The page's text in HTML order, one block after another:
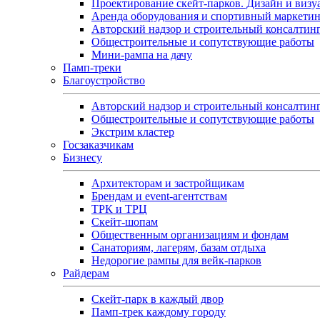
Проектирование скейт-парков. Дизайн и
Аренда оборудования и спортивный
Авторский надзор и строительный
Общестроительные и сопутствующие работы
Мини-рампа на дачу
Памп‑треки
Благоустройство
Авторский надзор и строительный
Общестроительные и сопутствующие работы
Экстрим кластер
Госзаказчикам
Бизнесу
Архитекторам и застройщикам
Брендам и event-агентствам
ТРК и ТРЦ
Скейт-шопам
Общественным организациям и фондам
Санаториям, лагерям, базам отдыха
Недорогие рампы для вейк-парков
Райдерам
Скейт-парк в каждый двор
Памп-трек каждому городу